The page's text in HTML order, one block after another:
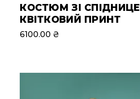
КОСТЮМ ЗІ
КВІТКОВИЙ ПРИНТ
6100.00 ₴